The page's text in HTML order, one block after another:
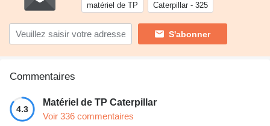
matériel de TP Caterpillar - 325
S'abonner
Commentaires
4.3
Matériel de TP Caterpillar
Voir 336 commentaires